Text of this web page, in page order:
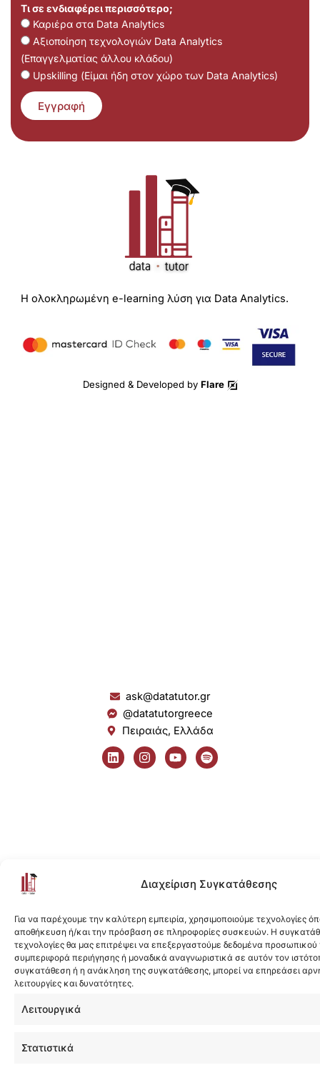
Διαχείριση Συγκατάθεσης
Για να παρέχουμε την καλύτερη εμπειρία, χρησιμοποιούμε τεχνολογίες
αποθήκευση ή/και την πρόσβαση σε πληροφορίες συσκευών. Η
τεχνολογίες θα μας επιτρέψει να επεξεργαστούμε δεδομένα
συμπεριφορά περιήγησης ή μοναδικά αναγνωριστικά σε αυτόν τον
συγκατάθεση ή η ανάκληση της συγκατάθεσης, μπορεί να επηρεάσει
λειτουργίες και δυνατότητες.
Λειτουργικά
Στατιστικά
Τι σε ενδιαφέρει περισσότερο;
Καριέρα στα Data Analytics
Αξιοποίηση τεχνολογιών Data Analytics
(Επαγγελματίας άλλου κλάδου)
Upskilling (Είμαι ήδη στον χώρο των Data Analytics)
Εγγραφή
Η ολοκληρωμένη e-learning λύση για Data Analytics.
Designed & Developed by Flare
ask@datatutor.gr
@datatutorgreece
Πειραιάς, Ελλάδα
L
i
n
I
n
s
Y
o
u
S
p
o